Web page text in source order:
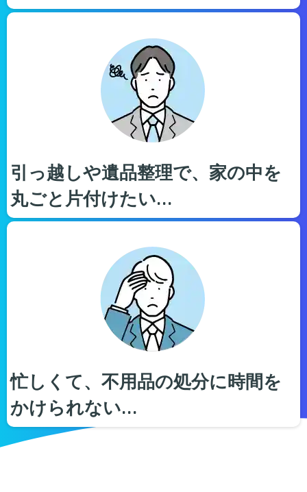
引っ越しや遺品整理で、家の中を
丸ごと片付けたい…
忙しくて、不用品の処分に時間を
かけられない…